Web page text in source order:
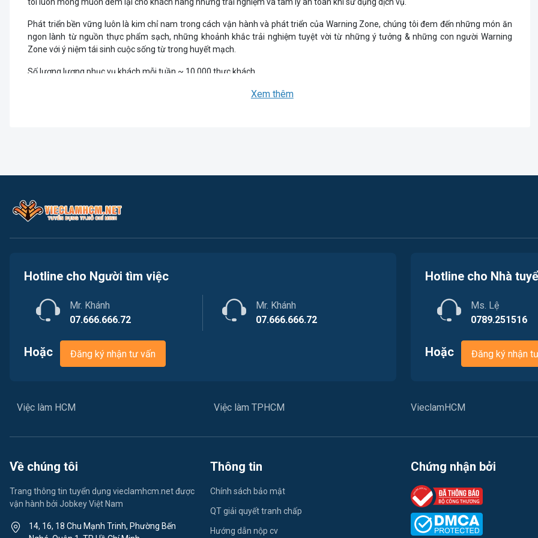
Phát triển bền vững luôn là kim chỉ nam trong cách vận hành và phát triển của Warning Zone, chúng tôi đem đến những món ăn
ngon lành từ nguồn thực phẩm sạch, những khoảnh khắc trải nghiệm tuyệt vời từ những ý tưởng & những con người Warning
Zone với ý niệm tái sinh cuộc sống từ trong huyết mạch.
Số lượng lượng phục vụ khách mỗi tuần ~ 10.000 thực khách.
Và Con người - được xác định là yếu tố nòng cốt để ưu tiên cho việc phát triển bền vững, bao gồm quá trình phát triển & bảo vệ.
Xem thêm
Hotline cho Người tìm việc
Mr. Khánh
07.666.666.72
Mr. Khánh
07.666.666.72
Hoặc Đăng ký nhận tư vấn
Hotline cho Nhà
Ms. Lệ
0789.251516
Hoặc Đăng ký nhận
Việc làm HCM Việc làm TPHCM VieclamHCM
Về chúng tôi
Trang thông tin tuyển dụng vieclamhcm.net được
vận hành bởi Jobkey Việt Nam
14, 16, 18 Chu Mạnh Trinh, Phường Bến
Thông tin
Chính sách bảo mật
QT giải quyết tranh chấp
Hướng dẫn nộp cv
Chứng nhận bởi